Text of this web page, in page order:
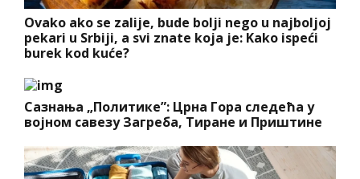
Ovako ako se zalije, bude bolji nego u najboljoj
pekari u Srbiji, a svi znate koja je: Kako ispeći
burek kod kuće?
Сазнања „Политике”: Црна Гора следећа у
војном савезу Загреба, Тиране и Приштине